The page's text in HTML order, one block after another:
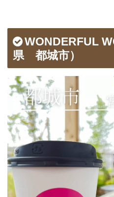
WONDERFUL
県 都城市）